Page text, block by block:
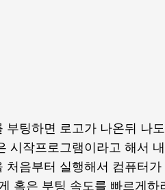
부팅하면 로고가 나온뒤 나
시작프로그램이라고 해서
처음부터 실행해서 컴퓨터
혹은 부팅 속도를 빠르게